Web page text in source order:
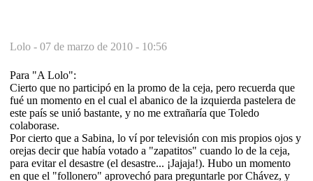
Lolo - 07 de marzo de 2010 - 10:56
Para "A Lolo":
Cierto que no participó en la promo de la ceja, pero recuerda que
fué un momento en el cual el abanico de la izquierda pastelera de
este país se unió bastante, y no me extrañaría que Toledo
colaborase.
Por cierto que a Sabina, lo ví por televisión con mis propios ojos y
orejas decir que había votado a "zapatitos" cuando lo de la ceja,
para evitar el desastre (el desastre... ¡Jajaja!). Hubo un momento
en que el "follonero" aprovechó para preguntarle por Chávez, y